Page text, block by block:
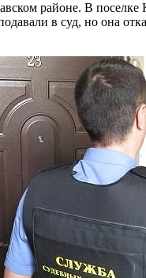
районе. В поселке
в суд, но она